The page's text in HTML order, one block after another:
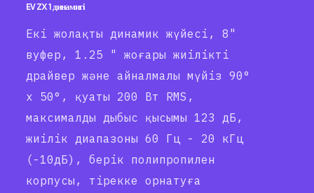
EV ZX 1 динамигі
Екі жолақты динамик жүйесі, 8"
вуфер, 1.25 " жоғары жиілікті
драйвер және айналмалы мүйіз 90°
x 50°, қуаты 200 Вт RMS,
максималды дыбыс қысымы 123 дБ,
жиілік диапазоны 60 Гц - 20 кГц
(-10дБ), берік полипропилен
корпусы, тірекке орнатуға